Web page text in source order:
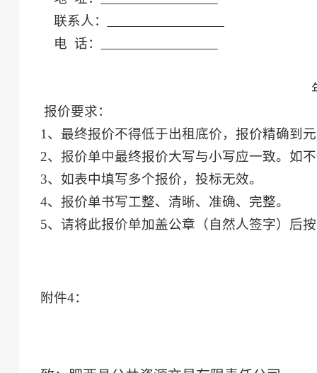
联系人：
电 话：
报价要求：
1、最终报价不得低于出租底价，报价精确到
2、报价单中最终报价大写与小写应一致。如
3、如表中填写多个报价，投标无效。
4、 报价单书写工整、清晰、准确、 完整。
5、请将此报价单加盖公章（ 自然人签字）后
附件4：